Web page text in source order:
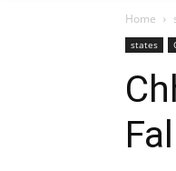
Home
states